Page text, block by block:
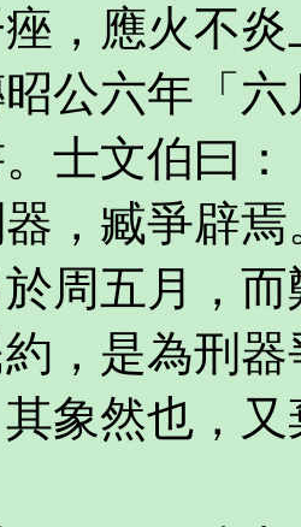
，應火不
六年「六
士文伯曰
，臧爭辟
周五月，
，是為刑
象然也，